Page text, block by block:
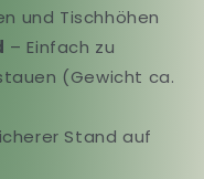
und Tischhöhen
– Einfach zu
(Gewicht ca.
Stand auf